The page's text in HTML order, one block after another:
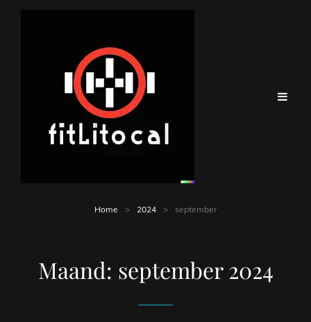
Home > 2024 > september
Maand: september 2024